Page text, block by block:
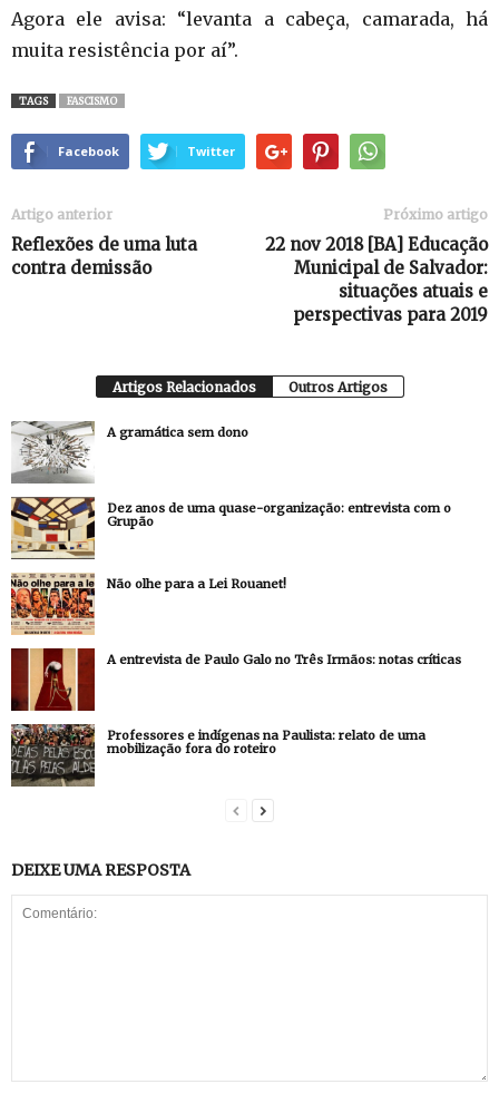
Agora ele avisa: “levanta a cabeça, camarada, há
muita resistência por aí”.
TAGS FASCISMO
Facebook Twitter
Artigo anterior
Reflexões de uma luta
contra demissão
Próximo artigo
22 nov 2018 [BA] Educação
Municipal de Salvador:
situações atuais e
perspectivas para 2019
Artigos Relacionados Outros Artigos
A gramática sem dono
Dez anos de uma quase-organização: entrevista com o
Grupão
Não olhe para a Lei Rouanet!
A entrevista de Paulo Galo no Três Irmãos: notas críticas
Professores e indígenas na Paulista: relato de uma
mobilização fora do roteiro
DEIXE UMA RESPOSTA